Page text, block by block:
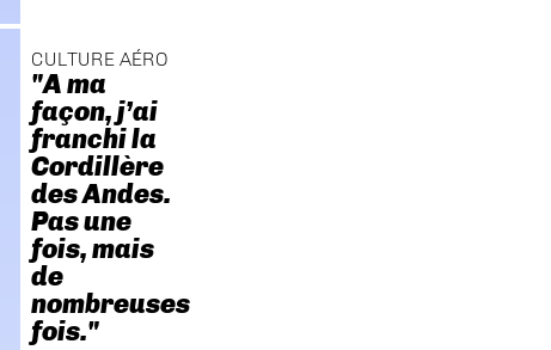
CULTURE AÉRO
"A ma
façon, j’ai
franchi la
Cordillère
des Andes.
Pas une
fois, mais
de
nombreuses
fois."